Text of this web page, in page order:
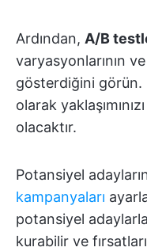
Ardından, A/B
varyasyonlarının
gösterdiğini görün.
olarak
olacaktır.
Potansiyel
kampanyaları
potansiyel
kurabilir ve